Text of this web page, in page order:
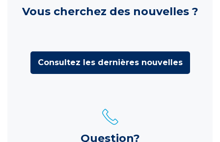
Vous cherchez des nouvelles ?
Consultez les dernières nouvelles
Question?